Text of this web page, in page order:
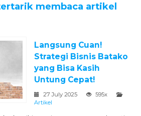
membaca artikel
Langsung Cuan!
Strategi Bisnis Batako
yang Bisa Kasih
Untung Cepat!
27 July 2025
595x
Artikel